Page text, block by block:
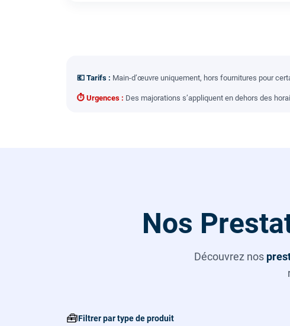
💶 Tarifs : Main-d’œuvre uniquement, hors fournitures pour
⏱ Urgences : Des majorations s’appliquent en dehors des
Nos
Découvrez nos
🧰Filtrer par type de produit